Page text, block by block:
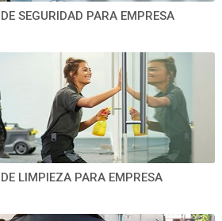
SEGURIDAD PARA EMPRESA
LIMPIEZA PARA EMPRESA